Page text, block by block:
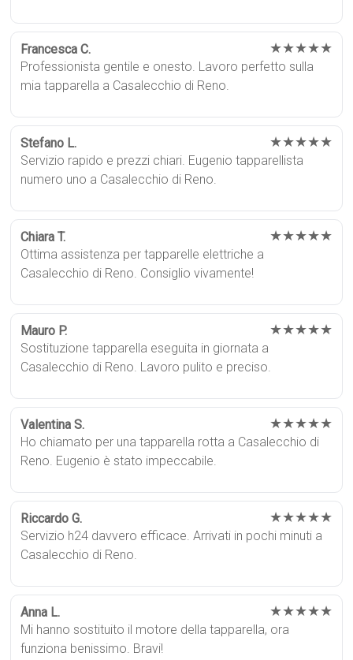
Francesca C. ★★★★★
Professionista gentile e onesto. Lavoro perfetto sulla
mia tapparella a Casalecchio di Reno.
Stefano L. ★★★★★
Servizio rapido e prezzi chiari. Eugenio tapparellista
numero uno a Casalecchio di Reno.
Chiara T. ★★★★★
Ottima assistenza per tapparelle elettriche a
Casalecchio di Reno. Consiglio vivamente!
Mauro P. ★★★★★
Sostituzione tapparella eseguita in giornata a
Casalecchio di Reno. Lavoro pulito e preciso.
Valentina S. ★★★★★
Ho chiamato per una tapparella rotta a Casalecchio di
Reno. Eugenio è stato impeccabile.
Riccardo G. ★★★★★
Servizio h24 davvero efficace. Arrivati in pochi minuti a
Casalecchio di Reno.
Anna L. ★★★★★
Mi hanno sostituito il motore della tapparella, ora
funziona benissimo. Bravi!